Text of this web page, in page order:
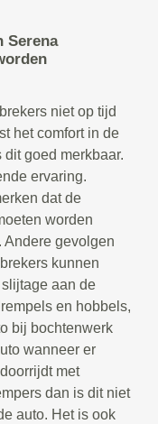
Serena
niet op tijd
het comfort in de
goed merkbaar.
ervaring.
dat de
worden
gevolgen
kunnen
aan de
en hobbels,
bij bochtenwerk
wanneer er
met
dan is dit niet
auto. Het is ook